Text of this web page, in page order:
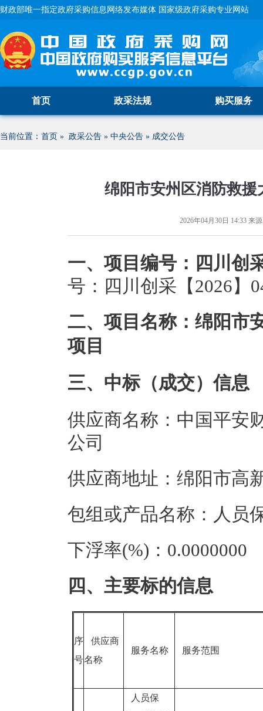
财政部唯一指定政府采购信息网络发布媒体 国家级政府采购专业网站
首页 政采法规 购买服务
当前位置： 首页 » 政采公告 » 中央公告 » 成交公告
绵阳市安州区消防救
2026年04月30日 14:33 来
一、项目编号：四川创
号：四川创采【2026】
二、项目名称：绵阳市
项目
三、中标（成交）信息
供应商名称：中国平安
公司
供应商地址：绵阳市高
包组或产品名称：人员
下浮率(%)：0.0000000
四、主要标的信息
序
号
供应商
名称
服务名称 服务范围
人员保